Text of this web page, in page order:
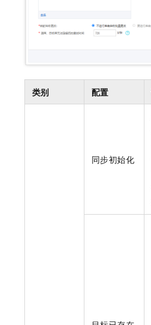
类别 配置
同步初始化